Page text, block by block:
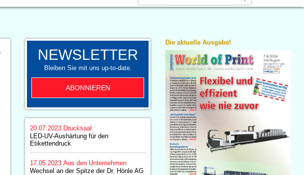
NEWSLETTER
Bleiben Sie mit uns up-to-date.
ABONNIEREN
20.07.2023 Drucksaal
LED-UV-Aushärtung für den
Etikettendruck
17.05.2023 Aus den Unternehmen
Wechsel an der Spitze der Dr. Hönle AG
Die aktuelle Ausgabe!